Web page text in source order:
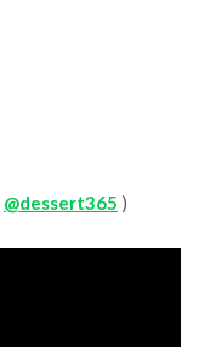
@dessert365 )